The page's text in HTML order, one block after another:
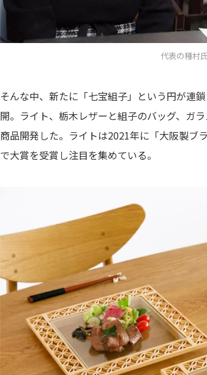
代表の種村
そんな中、新たに「七宝組子」という円が連
開。ライト、栃木レザーと組子のバッグ、ガ
商品開発した。ライトは2021年に「大阪製ブ
で大賞を受賞し注目を集めている。